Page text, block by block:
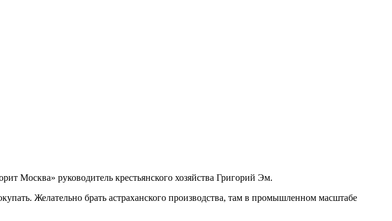
Москва» руководитель крестьянского хозяйства Григорий Эм.
Желательно брать астраханского производства, там в промышленном масштабе